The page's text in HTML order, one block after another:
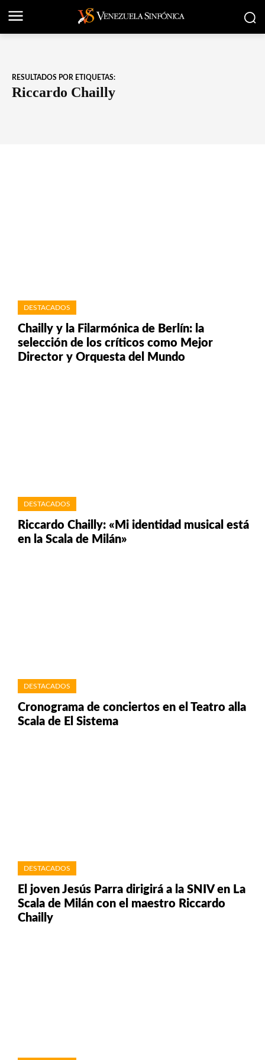
RESULTADOS POR ETIQUETAS:
Riccardo Chailly
DESTACADOS
Chailly y la Filarmónica de Berlín: la
selección de los críticos como Mejor
Director y Orquesta del Mundo
DESTACADOS
Riccardo Chailly: «Mi identidad musical está
en la Scala de Milán»
DESTACADOS
Cronograma de conciertos en el Teatro alla
Scala de El Sistema
DESTACADOS
El joven Jesús Parra dirigirá a la SNIV en La
Scala de Milán con el maestro Riccardo
Chailly